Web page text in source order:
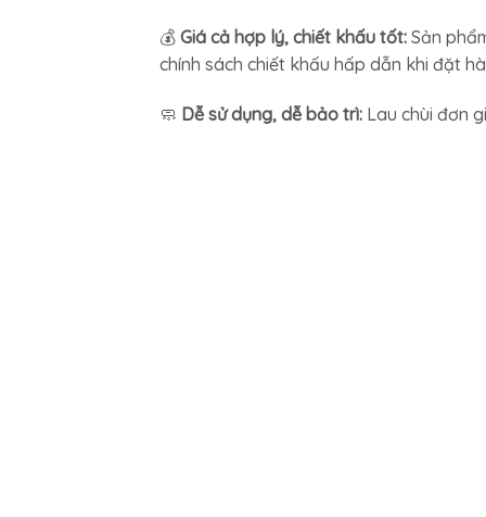
💰 Giá cả hợp lý, chiết khấu tốt: Sản
chính sách chiết khấu hấp dẫn khi đặt
🧼 Dễ sử dụng, dễ bảo trì: Lau chùi đơn